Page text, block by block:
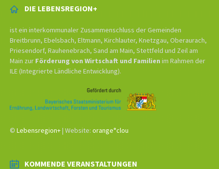
DIE LEBENSREGION+
ist ein interkommunaler Zusammenschluss der Gemeinden
Breitbrunn, Ebelsbach, Eltmann, Kirchlauter, Knetzgau, Oberaurach,
Priesendorf, Rauhenebrach, Sand am Main, Stettfeld und Zeil am
Main zur Förderung von Wirtschaft und Familien im Rahmen der
ILE (Integrierte Ländliche Entwicklung).
© Lebensregion+| Website: orange°clou
KOMMENDE VERANSTALTUNGEN